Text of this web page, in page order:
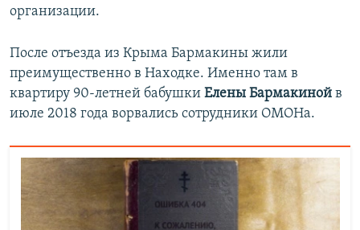
организации.
После отъезда из Крыма Бармакины жили
преимущественно в Находке. Именно там в
квартиру 90-летней бабушки Елены Бармакиной в
июле 2018 года ворвались сотрудники ОМОНа.